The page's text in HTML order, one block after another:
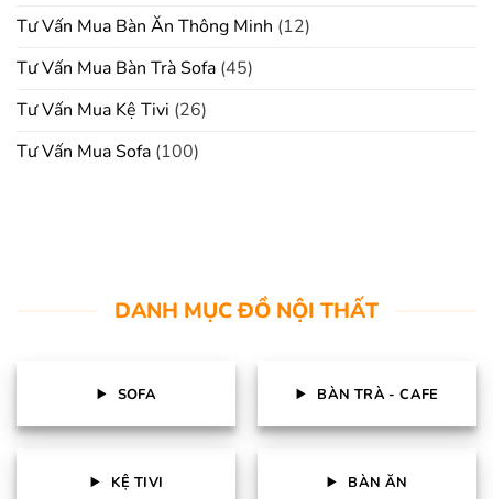
Tư Vấn Mua Bàn Ăn Thông Minh (12)
Tư Vấn Mua Bàn Trà Sofa (45)
Tư Vấn Mua Kệ Tivi (26)
Tư Vấn Mua Sofa (100)
DANH MỤC ĐỒ NỘI THẤT
SOFA BÀN TRÀ - CAFE
KỆ TIVI BÀN ĂN